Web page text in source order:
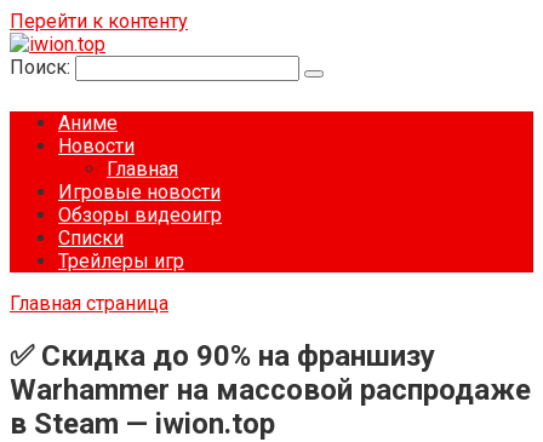
Перейти к контенту
Поиск:
Аниме
Новости
Главная
Игровые новости
Обзоры видеоигр
Списки
Трейлеры игр
Главная страница
✅ Скидка до 90% на франшизу
Warhammer на массовой распродаже
в Steam — iwion.top